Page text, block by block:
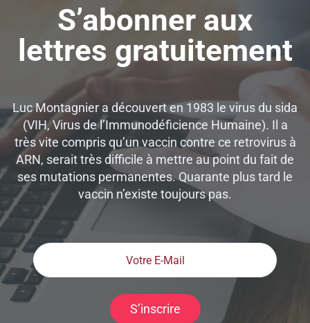
S’abonner aux
lettres gratuitement
Luc Montagnier a découvert en 1983 le virus du sida
(VIH, Virus de l’Immunodéficience Humaine). Il a
très vite compris qu’un vaccin contre ce retrovirus à
ARN, serait très difficile à mettre au point du fait de
ses mutations permanentes. Quarante plus tard le
vaccin n’existe toujours pas.
S’inscrire